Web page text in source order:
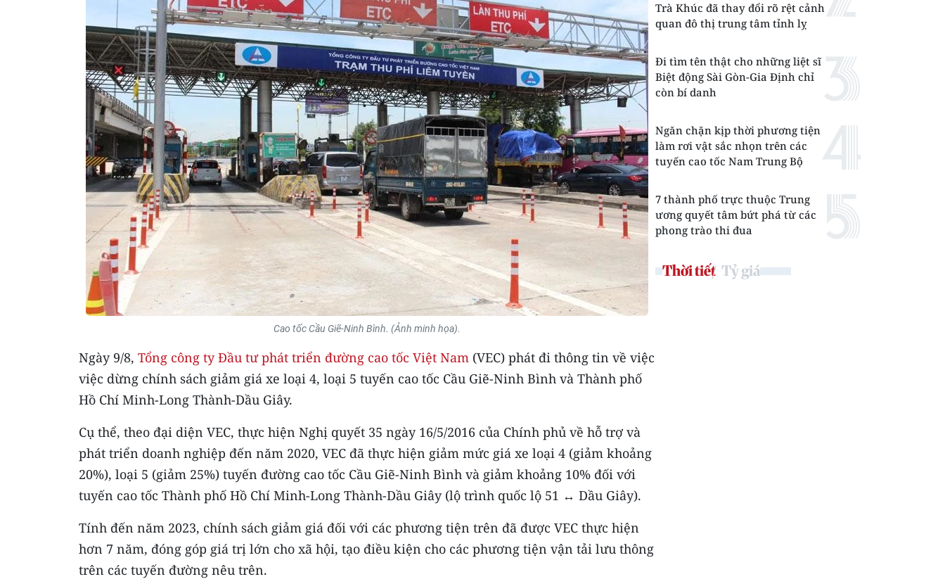
Cao tốc Cầu Giẽ-Ninh Bình. (Ảnh minh họa).
Ngày 9/8, Tổng công ty Đầu tư phát triển đường cao tốc Việt Nam (VEC) phát đi thông tin về việc
việc dừng chính sách giảm giá xe loại 4, loại 5 tuyến cao tốc Cầu Giẽ-Ninh Bình và Thành phố
Hồ Chí Minh-Long Thành-Dầu Giây.
Cụ thể, theo đại diện VEC, thực hiện Nghị quyết 35 ngày 16/5/2016 của Chính phủ về hỗ trợ và
phát triển doanh nghiệp đến năm 2020, VEC đã thực hiện giảm mức giá xe loại 4 (giảm khoảng
20%), loại 5 (giảm 25%) tuyến đường cao tốc Cầu Giẽ-Ninh Bình và giảm khoảng 10% đối với
tuyến cao tốc Thành phố Hồ Chí Minh-Long Thành-Dầu Giây (lộ trình quốc lộ 51 ↔ Dầu Giây).
Tính đến năm 2023, chính sách giảm giá đối với các phương tiện trên đã được VEC thực hiện
hơn 7 năm, đóng góp giá trị lớn cho xã hội, tạo điều kiện cho các phương tiện vận tải lưu thông
trên các tuyến đường nêu trên.
Trà Khúc đã thay đổi rõ rệt cảnh
quan đô thị trung tâm tỉnh lỵ
Đi tìm tên thật cho những liệt sĩ
Biệt động Sài Gòn-Gia Định chỉ
còn bí danh
Ngăn chặn kịp thời phương tiện
làm rơi vật sắc nhọn trên các
tuyến cao tốc Nam Trung Bộ
7 thành phố trực thuộc Trung
ương quyết tâm bứt phá từ các
phong trào thi đua
Thời tiết Tỷ giá